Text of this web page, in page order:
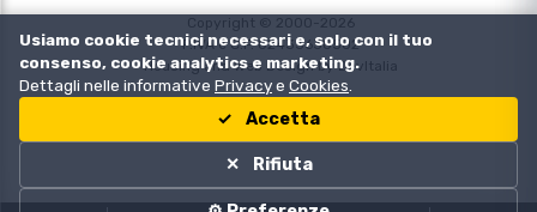
Copyright © 2000-2026
P.IVA e C.F. 02433630502
Housing and Web Design byDevItalia
Usiamo cookie tecnici necessari e, solo con il tuo
consenso, cookie analytics e marketing.
Dettagli nelle informative Privacye Cookies
Accetta
Rifiuta